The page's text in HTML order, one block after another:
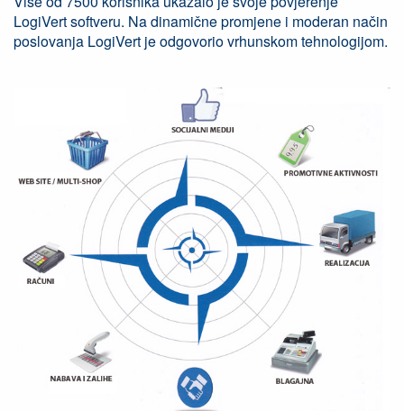
LogiVert softveru. Na dinamične promjene i moderan način
poslovanja LogiVert je odgovorio vrhunskom tehnologijom.